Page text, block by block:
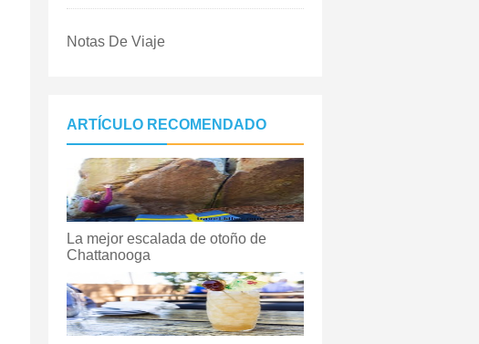
Notas De Viaje
ARTÍCULO RECOMENDADO
La mejor escalada de otoño de
Chattanooga